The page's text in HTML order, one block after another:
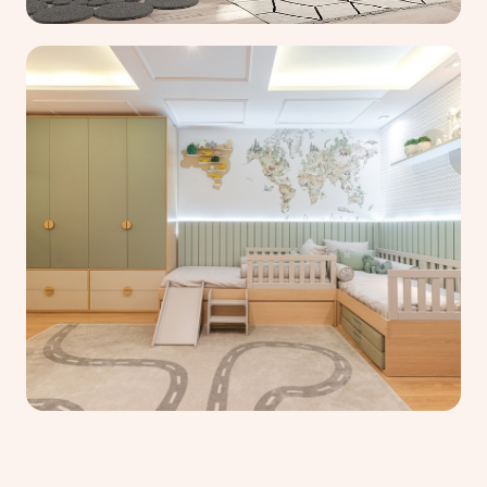
Ver detalhes
Ver detalhes